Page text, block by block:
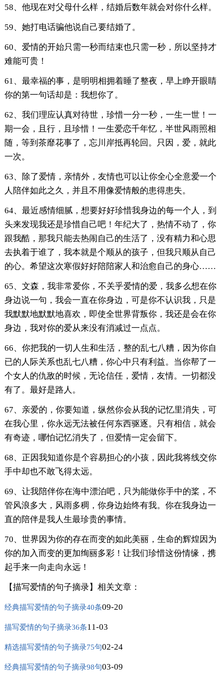
58、他现在对父母什么样，结婚后数年就会对你什么样。
59、她打电话骗他说自己要结婚了。
60、爱情的开始只需一秒而结束也只需一秒，所以坚持才
难能可贵！
61、最幸福的事，是明明相拥着睡了整夜，早上睁开眼睛
你的第一句话却是：我想你了。
62、我们理应认真对待世，珍惜一分一秒，一生一世！一
期一会，且行，且珍惜！一生爱恋千年忆，半世风雨照相
随，等到茶靡花事了，忘川岸抵再轮回。只因，爱，就此
一次。
63、除了爱情，亲情外，友情也可以让你全心全意爱一个
人陪伴如此之久，并且不用像爱情般的患得患失。
64、最近感情细腻，想要好好珍惜我身边的每一个人，到
头来发现我还是珍惜自己吧！年纪大了，热情不动了，你
跟我酷，那我只能去热闹自己的生活了，没有精力和心思
去执着于谁了，我本就是个顺从的孩子，但我只顺从自己
的心。希望这次寒假好好陪陪家人和治愈自己的身心……
65、文森，我非常爱你，不关乎爱情的爱，我多么想在你
身边说一句，我会一直在你身边，可是你不认识我，只是
我默默地默默地喜欢，即使全世界背叛你，我还是会在你
身边，我对你的爱从来没有消减过一点点。
66、你把我的一切人生和生活，整的乱七八糟，因为你自
已的人际关系也乱七八糟，你心中只有利益。当你帮了一
个女人的仇敌的时候，无论信任，爱情，友情。一切都没
有了。最好是路人。
67、亲爱的，你要知道，纵然你会从我的记忆里消失，可
在我心里，你永远无法被任何东西驱逐。只有相信，就会
有奇迹，哪怕记忆消失了，但爱情一定会留下。
68、正因我知道你是个容易担心的小孩，因此我将线交你
手中却也不敢飞得太远。
69、让我陪伴你在海中漂泊吧，只为能做你手中的桨，不
管风浪多大，风雨多稠，你身边始终有我。你在我身边一
直的陪伴是我人生最珍贵的事情。
70、世界因为你的存在而变的如此美丽，生命的辉煌因为
你的加入而变的更加绚丽多彩！让我们珍惜这份情缘，携
起手来一向走向永远！
【描写爱情的句子摘录】相关文章：
经典描写爱情的句子摘录40条09-20
描写爱情的句子摘录36条11-03
精选描写爱情的句子摘录75句02-24
经典描写爱情的句子摘录98句03-09